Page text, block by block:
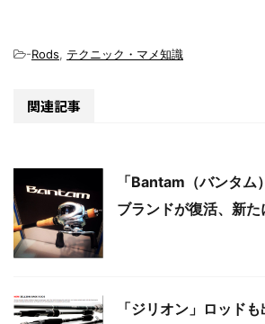
-Rods, テクニック・マメ知識
関連記事
「Bantam（バンタム
ブランドが復活、新た
「ジリオン」ロッド